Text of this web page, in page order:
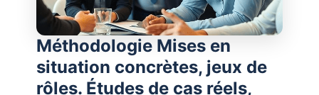
Méthodologie Mises en
situation concrètes, jeux de
rôles. Études de cas réels,